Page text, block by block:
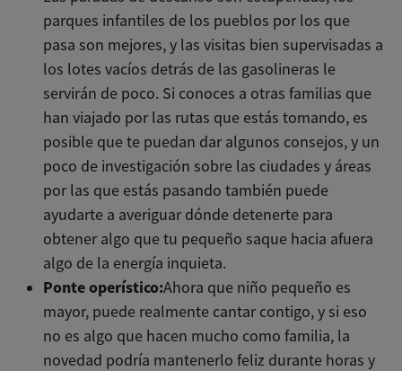
parques infantiles de los pueblos por los que
pasa son mejores, y las visitas bien supervisadas a
los lotes vacíos detrás de las gasolineras le
servirán de poco. Si conoces a otras familias que
han viajado por las rutas que estás tomando, es
posible que te puedan dar algunos consejos, y un
poco de investigación sobre las ciudades y áreas
por las que estás pasando también puede
ayudarte a averiguar dónde detenerte para
obtener algo que tu pequeño saque hacia afuera
algo de la energía inquieta.
Ponte operístico:Ahora que niño pequeño es
mayor, puede realmente cantar contigo, y si eso
no es algo que hacen mucho como familia, la
novedad podría mantenerlo feliz durante horas y